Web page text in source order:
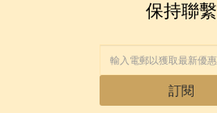
保持聯繫
訂閱